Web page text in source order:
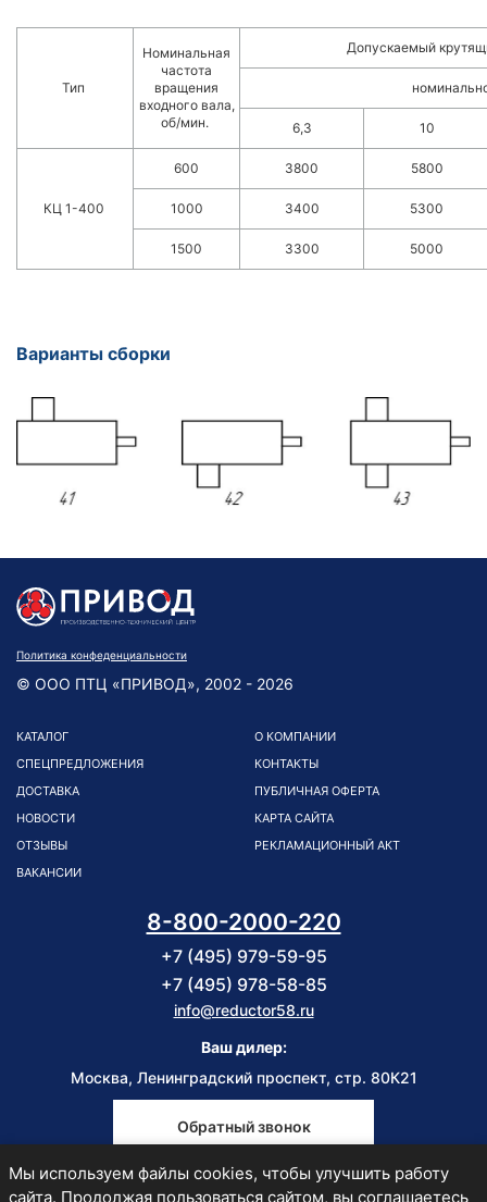
Тип
Номинальная
частота
вращения
входного вала,
об/мин.
Допускаемый
6,3 10
КЦ 1-400
600 3800 5800
1000 3400 5300
1500 3300 5000
Варианты сборки
Политика конфеденциальности
© ООО ПТЦ «ПРИВОД», 2002 - 2026
КАТАЛОГ
СПЕЦПРЕДЛОЖЕНИЯ
ДОСТАВКА
НОВОСТИ
ОТЗЫВЫ
ВАКАНСИИ
О КОМПАНИИ
КОНТАКТЫ
ПУБЛИЧНАЯ ОФЕРТА
КАРТА САЙТА
РЕКЛАМАЦИОННЫЙ АКТ
8-800-2000-220
+7 (495) 979-59-95
+7 (495) 978-58-85
info@reductor58.ru
Ваш дилер:
Москва, Ленинградский проспект, стр. 80К21
Обратный звонок
Пн-Пт
Мы используем файлы cookies, чтобы улучшить работу
сайта. Продолжая пользоваться сайтом, вы соглашаетесь